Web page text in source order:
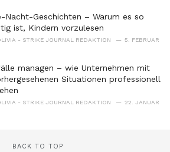
Nacht-Geschichten – Warum es so
ist, Kindern vorzulesen
- STRIKE JOURNAL REDAKTION
5. FEBRUAR
managen – wie Unternehmen mit
Situationen professionell
- STRIKE JOURNAL REDAKTION
22. JANUAR
BACK TO TOP